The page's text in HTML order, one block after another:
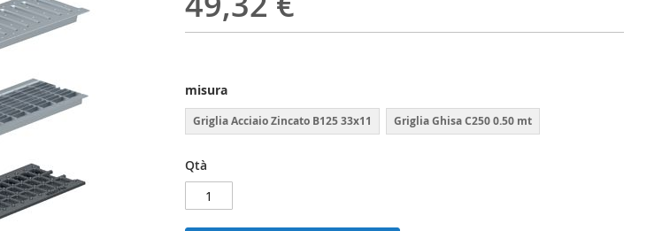
misura
Griglia Acciaio Zincato B125 33x11 Griglia Ghisa C250 0.50 mt
Qtà